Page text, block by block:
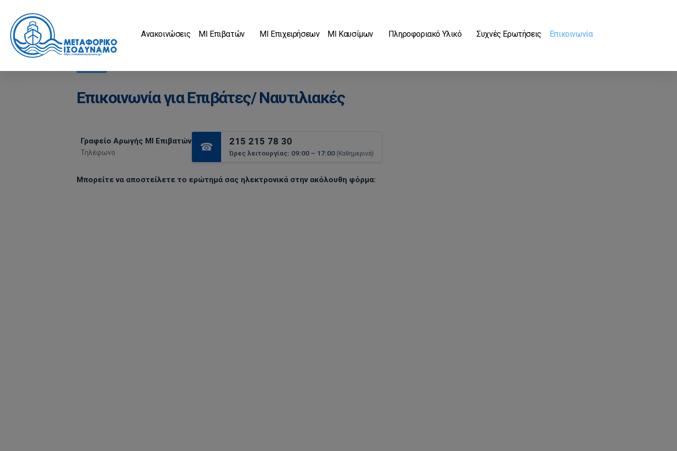
Ανακοινώσεις MI Επιβατών ΜΙ Επιχειρήσεων ΜΙ Καυσίμων Πληροφοριακό Υλικό Συχνές Ερωτήσεις Επικοινωνία
Επικοινωνία για Επιβάτες/ Ναυτιλιακές
Γραφείο Αρωγής ΜΙ Επιβατών
Τηλέφωνο ☎ 215 215 78 30
Ώρες λειτουργίας: 09:00 – 17:00 (Καθημερινά)
Μπορείτε να αποστείλετε το ερώτημά σας ηλεκτρονικά στην ακόλουθη φόρμα: